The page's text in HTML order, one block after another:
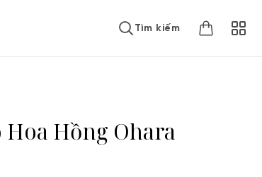
Tìm kiếm
Hồng Ohara